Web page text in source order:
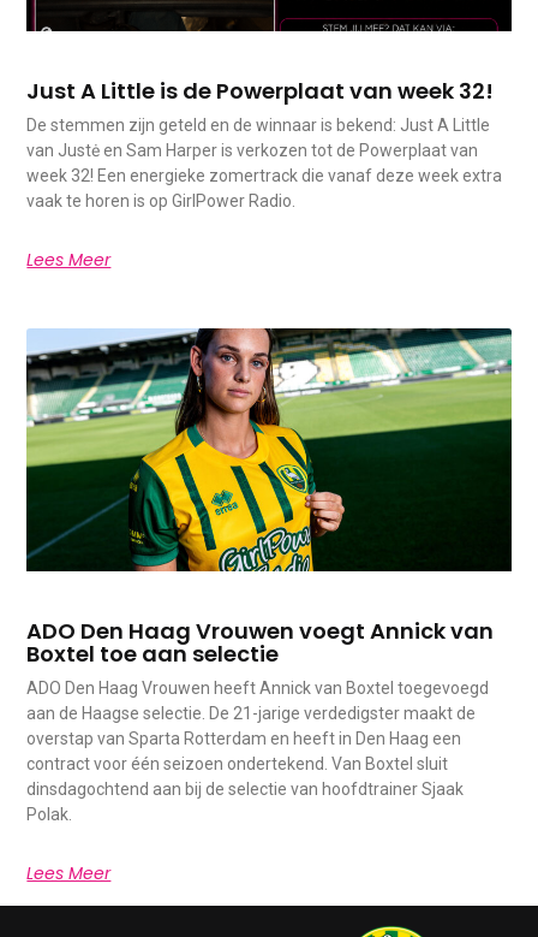
Just A Little is de Powerplaat van week 32!
De stemmen zijn geteld en de winnaar is bekend: Just A Little
van Justė en Sam Harper is verkozen tot de Powerplaat van
week 32! Een energieke zomertrack die vanaf deze week extra
vaak te horen is op GirlPower Radio.
Lees Meer
ADO Den Haag Vrouwen voegt Annick van
Boxtel toe aan selectie
ADO Den Haag Vrouwen heeft Annick van Boxtel toegevoegd
aan de Haagse selectie. De 21-jarige verdedigster maakt de
overstap van Sparta Rotterdam en heeft in Den Haag een
contract voor één seizoen ondertekend. Van Boxtel sluit
dinsdagochtend aan bij de selectie van hoofdtrainer Sjaak
Polak.
Lees Meer